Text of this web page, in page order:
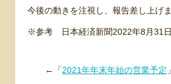
今後の動きを注視し、報告差し上げ
※参考 日本経済新聞2022年8月31
←「2021年年末年始の営業予定